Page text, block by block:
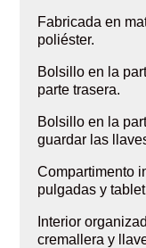
Fabricada en
poliéster.
Bolsillo en la
parte trasera.
Bolsillo en la
guardar las
Compartimento
pulgadas y
Interior
cremallera y